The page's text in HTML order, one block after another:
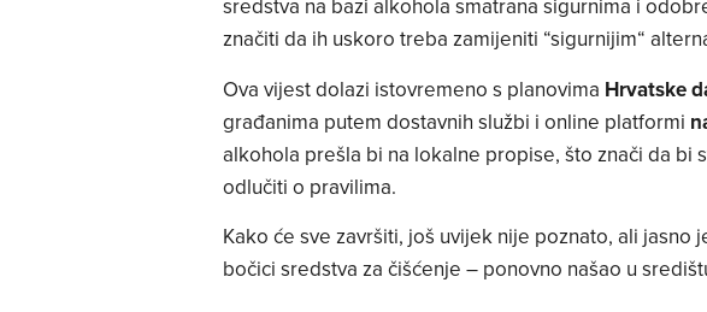
sredstva na bazi alkohola smatrana sigurnima i
značiti da ih uskoro treba zamijeniti “sigurnijim“
Ova vijest dolazi istovremeno s planovima Hrvatske
građanima putem dostavnih službi i online platformi
alkohola prešla bi na lokalne propise, što znači da bi
odlučiti o pravilima.
Kako će sve završiti, još uvijek nije poznato, ali jasno
bočici sredstva za čišćenje – ponovno našao u